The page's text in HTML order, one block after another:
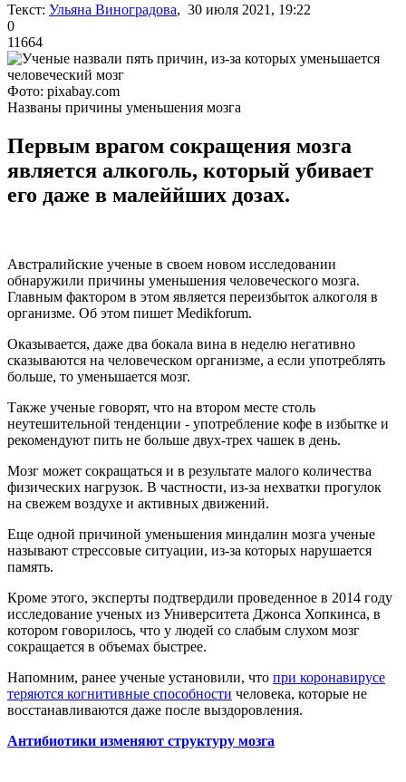
Текст: Ульяна Виноградова, 30 июля 2021, 19:22
0
11664
Фото: pixabay.com
Названы причины уменьшения мозга
Первым врагом сокращения мозга
является алкоголь, который убивает
его даже в малеййших дозах.
Австралийские ученые в своем новом исследовании
обнаружили причины уменьшения человеческого мозга.
Главным фактором в этом является переизбыток алкоголя в
организме. Об этом пишет Мedikforum.
Оказывается, даже два бокала вина в неделю негативно
сказываются на человеческом организме, а если употреблять
больше, то уменьшается мозг.
Также ученые говорят, что на втором месте столь
неутешительной тенденции - употребление кофе в избытке и
рекомендуют пить не больше двух-трех чашек в день.
Мозг может сокращаться и в результате малого количества
физических нагрузок. В частности, из-за нехватки прогулок
на свежем воздухе и активных движений.
Еще одной причиной уменьшения миндалин мозга ученые
называют стрессовые ситуации, из-за которых нарушается
память.
Кроме этого, эксперты подтвердили проведенное в 2014 году
исследование ученых из Университета Джонса Хопкинса, в
котором говорилось, что у людей со слабым слухом мозг
сокращается в объемах быстрее.
Напомним, ранее ученые установили, что при коронавирусе
теряются когнитивные способности человека, которые не
восстанавливаются даже после выздоровления.
Антибиотики изменяют структуру мозга